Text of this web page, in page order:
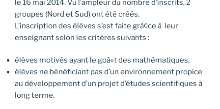
le 16 mai 2014. Vu l’ampleur du nombre d’inscrits, 2
groupes (Nord et Sud) ont été créés.
L’inscription des élèves s’est faite grà¢ce à leur
enseignant selon les critères suivants :
élèves motivés ayant le goà»t des mathématiques,
élèves ne bénéficiant pas d’un environnement propice
au développement d’un projet d’études scientifiques à
long terme.